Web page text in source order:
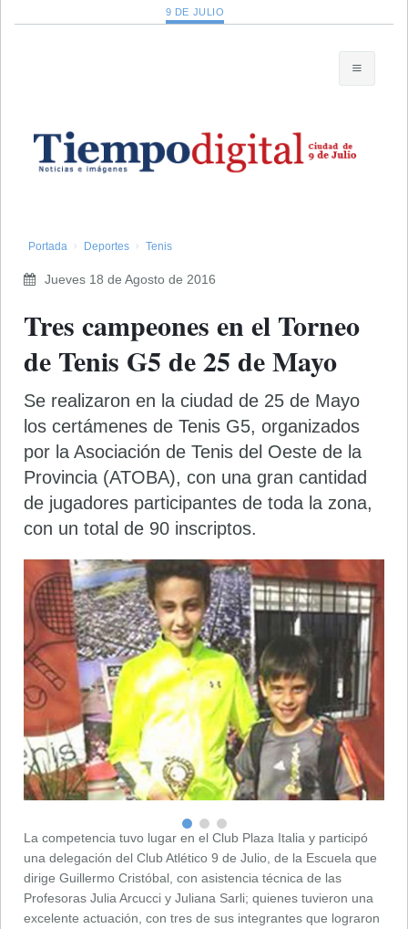
9 DE JULIO
Portada Deportes Tenis
Jueves 18 de Agosto de 2016
Tres campeones en el Torneo
de Tenis G5 de 25 de Mayo
Se realizaron en la ciudad de 25 de Mayo
los certámenes de Tenis G5, organizados
por la Asociación de Tenis del Oeste de la
Provincia (ATOBA), con una gran cantidad
de jugadores participantes de toda la zona,
con un total de 90 inscriptos.
La competencia tuvo lugar en el Club Plaza Italia y participó
una delegación del Club Atlético 9 de Julio, de la Escuela que
dirige Guillermo Cristóbal, con asistencia técnica de las
Profesoras Julia Arcucci y Juliana Sarli; quienes tuvieron una
excelente actuación, con tres de sus integrantes que lograron